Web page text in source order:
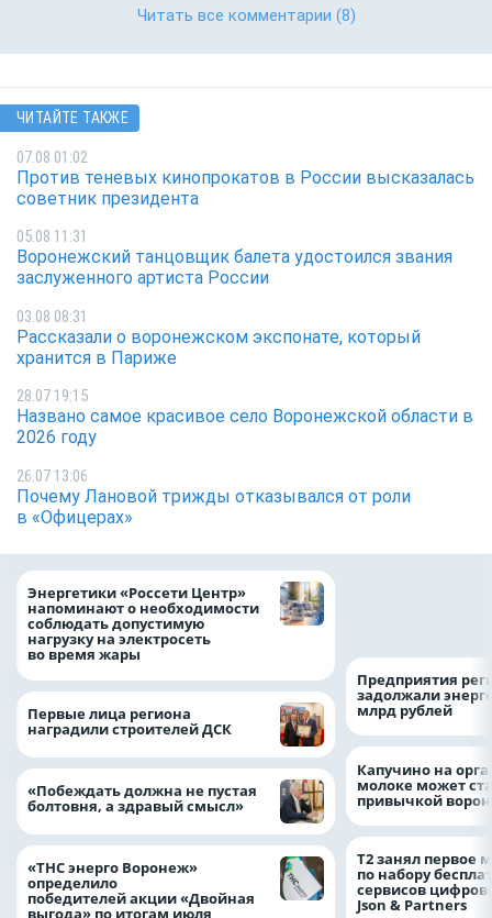
Читать все комментарии (8)
ЧИТАЙТЕ ТАКЖЕ
07.08 01:02
Против теневых кинопрокатов в России высказалась
советник президента
05.08 11:31
Воронежский танцовщик балета удостоился звания
заслуженного артиста России
03.08 08:31
Рассказали о воронежском экспонате, который
хранится в Париже
28.07 19:15
Названо самое красивое село Воронежской области в
2026 году
26.07 13:06
Почему Лановой трижды отказывался от роли
в «Офицерах»
Энергетики «Россети Центр»
напоминают о необходимости
соблюдать допустимую
нагрузку на электросеть
во время жары
Первые лица региона
наградили строителей ДСК
«Побеждать должна не пустая
болтовня, а здравый смысл»
«ТНС энерго Воронеж»
определило
победителей акции «Двойная
выгода» по итогам июля
Предприятия
задолжали
млрд рублей
Капучино на
молоке может
привычкой
Т2 занял первое
по набору
сервисов
Json & Partners